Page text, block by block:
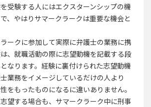
受験する人にはエクスターンシップの機
、やはりサマークラークは重要な機会と
ークに参加して実際に弁護士の業務に携
、就職活動の際に志望動機を記載する段
なります。経験に裏付けられた志望動機
業務をイメージしているだけの人より
をもったものになるに違いありません。
望する場合も、サマークラーク中に刑事